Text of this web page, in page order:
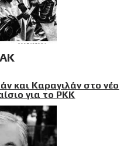
και Καραγιλάν στο νέο
για το PKK